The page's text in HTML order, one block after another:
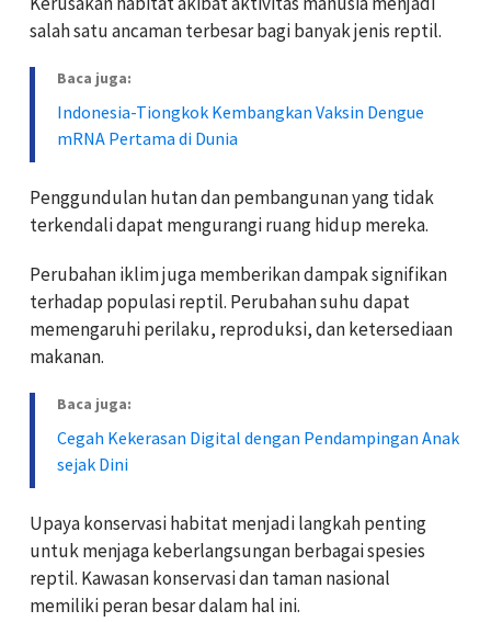
salah satu ancaman terbesar bagi banyak jenis reptil.
Baca juga:
Indonesia-Tiongkok Kembangkan Vaksin Dengue
mRNA Pertama di Dunia
Penggundulan hutan dan pembangunan yang tidak
terkendali dapat mengurangi ruang hidup mereka.
Perubahan iklim juga memberikan dampak signifikan
terhadap populasi reptil. Perubahan suhu dapat
memengaruhi perilaku, reproduksi, dan ketersediaan
makanan.
Baca juga:
Cegah Kekerasan Digital dengan Pendampingan Anak
sejak Dini
Upaya konservasi habitat menjadi langkah penting
untuk menjaga keberlangsungan berbagai spesies
reptil. Kawasan konservasi dan taman nasional
memiliki peran besar dalam hal ini.